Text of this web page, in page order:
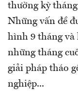
thường kỳ
Những vấn đề
hình 9 tháng và
những tháng
giải pháp tháo
nghiệp...